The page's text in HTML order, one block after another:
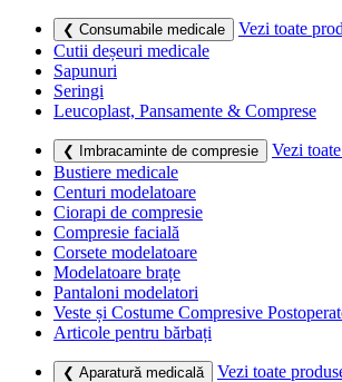
❮ Consumabile medicale
Vezi toate
Cutii deșeuri medicale
Sapunuri
Seringi
Leucoplast, Pansamente & Comprese
❮ Imbracaminte de compresie
Vezi
Bustiere medicale
Centuri modelatoare
Ciorapi de compresie
Compresie facială
Corsete modelatoare
Modelatoare brațe
Pantaloni modelatori
Veste și Costume Compresive
Articole pentru bărbați
❮ Aparatură medicală
Vezi toate